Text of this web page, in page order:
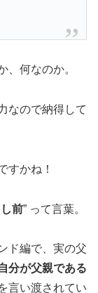
、何なのか。
なので納得して
すかね！
前” って言葉。
ド編で、実の父
分が父親である
言い渡されてい